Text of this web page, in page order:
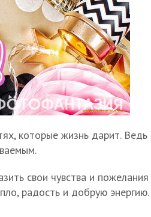
которые жизнь дарит. Ведь
свои чувства и
радость и добрую